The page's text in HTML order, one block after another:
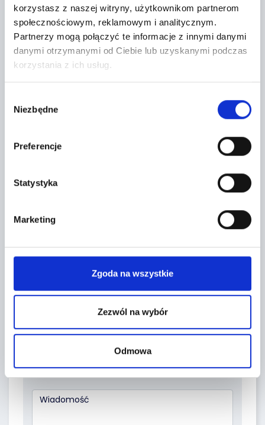
korzystasz z naszej witryny, użytkownikom partnerom
społecznościowym, reklamowym i analitycznym.
Partnerzy mogą połączyć te informacje z innymi danymi
danymi otrzymanymi od Ciebie lub uzyskanymi podczas
korzystania z ich usług.
zgody
Niezbędne
Preferencje
Statystyka
Marketing
Zgoda na wszystkie
Zezwól na wybór
Odmowa
Temat *